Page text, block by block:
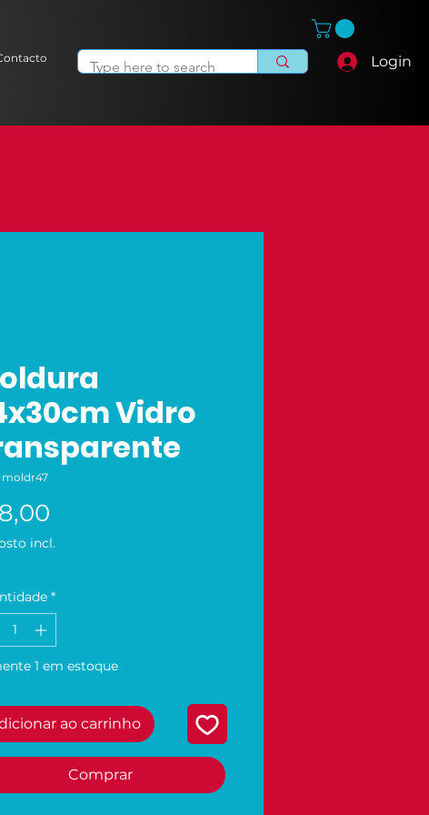
Login
Vidro
moldr47
incl.
*
1 em estoque
ao carrinho
Comprar